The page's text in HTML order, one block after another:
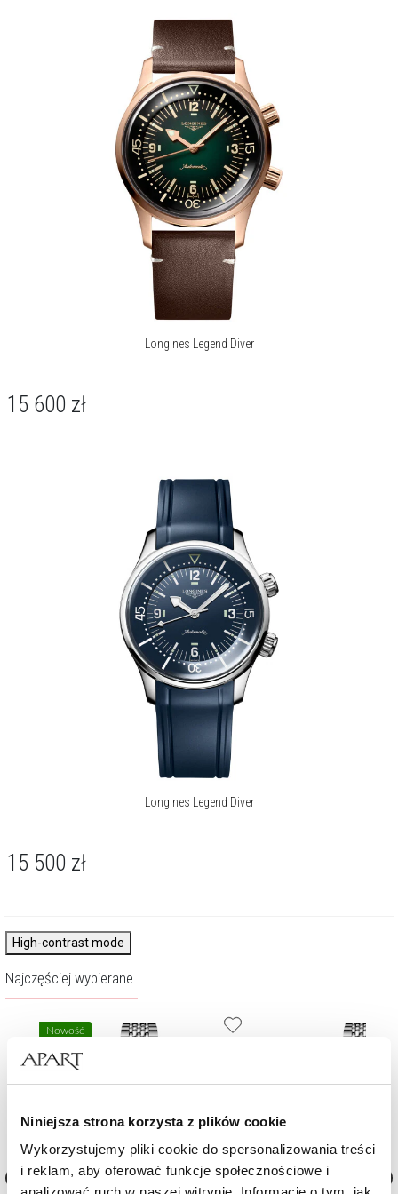
Niniejsza strona korzysta z plików cookie
Wykorzystujemy pliki cookie do spersonalizowania treści
i reklam, aby oferować funkcje społecznościowe i
Manufaktura zegarmistrzowska Longines z siedzibą w szwajcarskim
Saint-Imier od 1832 roku, legitymuje się ekspercką wiedzą
przesiąkniętą tradycją, elegancją i wydajnością.
Poprzez wielopokoleniowe doświadczenia w roli oficjalnego
chronometrażysty imprez o randze mistrzostw świata oraz jako
partner międzynarodowych federacji sportowych, Longines nawiązał
silne i długotrwałe relacje ze światem sportu.
Marka słynąca z wyjątkowej elegancji swoich czasomierzy jest
członkiem Swatch Group Ltd., wiodącego producenta zegarków na
Korzystający z emblematu uskrzydlonej klepsydry Longines jest
obecny w ponad 150 krajach na całym świecie.
Longines Legend Diver
15 600 zł
Longines Legend Diver
15 500 zł
High-contrast mode
Najczęściej wybierane
Nowość